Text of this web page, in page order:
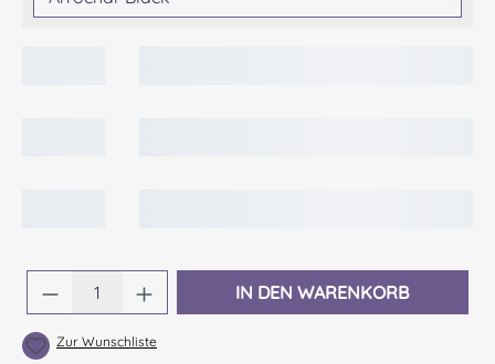
Produkt Anzahl: Gib den gewünschten
IN DEN WARENKORB
Zur Wunschliste